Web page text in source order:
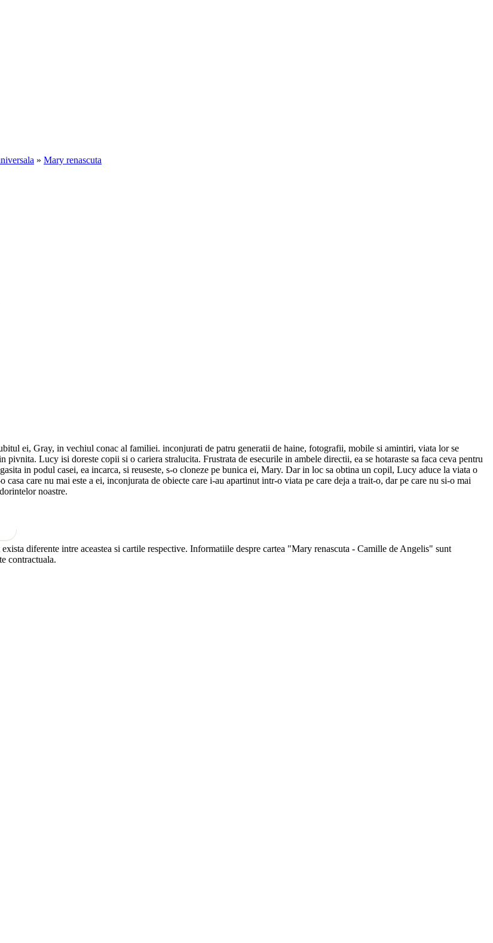
» Mary renascuta
ei, Gray, in vechiul conac al familiei. inconjurati de patru generatii de haine, fotografii, mobile si amintiri, viata lor se
Lucy isi doreste copii si o cariera stralucita. Frustrata de esecurile in ambele directii, ea se hotaraste sa faca ceva pentru
in podul casei, ea incarca, si reuseste, s-o cloneze pe bunica ei, Mary. Dar in loc sa obtina un copil, Lucy aduce la viata o
care nu mai este a ei, inconjurata de obiecte care i-au apartinut intr-o viata pe care deja a trait-o, dar pe care nu si-o mai
noastre.
diferente intre aceastea si cartile respective. Informatiile despre cartea "Mary renascuta - Camille de Angelis" sunt
contractuala.